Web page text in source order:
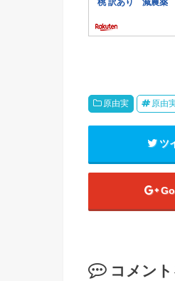
原由実 原由
ツ
コメン